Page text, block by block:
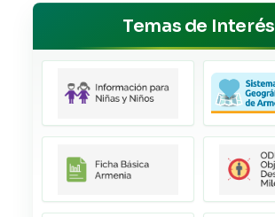
Temas de Interés